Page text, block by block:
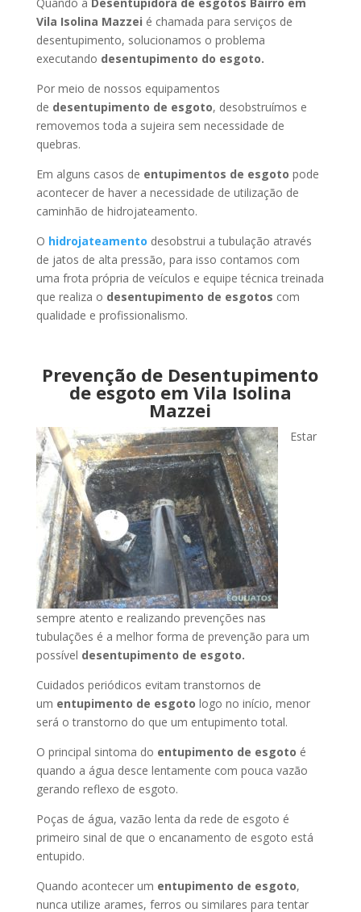
Vila Isolina Mazzei é chamada para serviços de
desentupimento, solucionamos o problema
executando desentupimento do esgoto.
Por meio de nossos equipamentos
de desentupimento de esgoto, desobstruímos e
removemos toda a sujeira sem necessidade de
quebras.
Em alguns casos de entupimentos de esgoto pode
acontecer de haver a necessidade de utilização de
caminhão de hidrojateamento.
O hidrojateamento desobstrui a tubulação através
de jatos de alta pressão, para isso contamos com
uma frota própria de veículos e equipe técnica treinada
que realiza o desentupimento de esgotos com
qualidade e profissionalismo.
Prevenção de Desentupimento
de esgoto em Vila Isolina
Mazzei
Estar
sempre atento e realizando prevenções nas
tubulações é a melhor forma de prevenção para um
possível desentupimento de esgoto.
Cuidados periódicos evitam transtornos de
um entupimento de esgoto logo no início, menor
será o transtorno do que um entupimento total.
O principal sintoma do entupimento de esgoto é
quando a água desce lentamente com pouca vazão
gerando reflexo de esgoto.
Poças de água, vazão lenta da rede de esgoto é
primeiro sinal de que o encanamento de esgoto está
entupido.
Quando acontecer um entupimento de esgoto,
nunca utilize arames, ferros ou similares para tentar